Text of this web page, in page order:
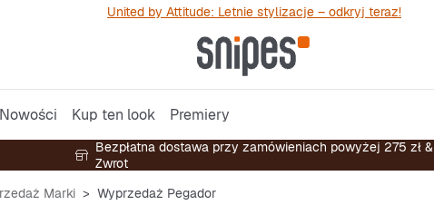
United by Attitude: Letnie stylizacje – odkryj teraz!
Nowości Kup ten look Premiery
Bezpłatna dostawa przy zamówieniach powyżej 275 zł &
Zwrot
Marki Wyprzedaż Pegador